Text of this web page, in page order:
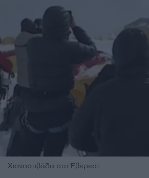
Χιονοστιβάδα στο Έβερεστ